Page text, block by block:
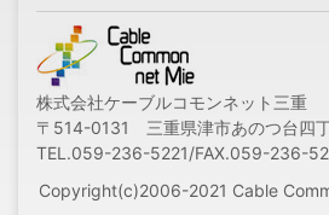
株式会社ケーブルコモンネット三重
〒514-0131 三重県津市あのつ台四
TEL.059-236-5221/FAX.059-236-
Copyright(c)2006-2021 Cable